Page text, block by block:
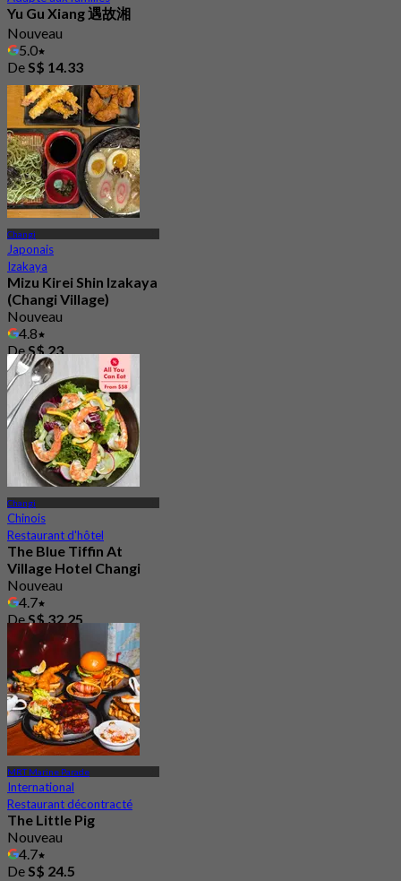
Yu Gu Xiang 遇故湘
Nouveau
5.0
DeS$ 14.33
Changi
Japonais
Izakaya
Mizu Kirei Shin Izakaya
(Changi Village)
Nouveau
4.8
DeS$ 23
Changi
Chinois
Restaurant d'hôtel
The Blue Tiffin At
Village Hotel Changi
Nouveau
4.7
DeS$ 32.25
MRT Marine Parade
International
Restaurant décontracté
The Little Pig
Nouveau
4.7
DeS$ 24.5